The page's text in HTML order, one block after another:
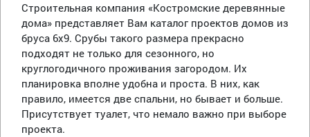
Строительная компания «Костромские деревянные
дома» представляет Вам каталог проектов домов из
бруса 6х9. Срубы такого размера прекрасно
подходят не только для сезонного, но
круглогодичного проживания загородом. Их
планировка вполне удобна и проста. В них, как
правило, имеется две спальни, но бывает и больше.
Присутствует туалет, что немало важно при выборе
проекта.